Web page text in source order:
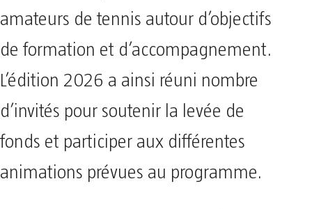
amateurs de tennis autour d’objectifs
de formation et d’accompagnement.
L’édition 2026 a ainsi réuni nombre
d’invités pour soutenir la levée de
fonds et participer aux différentes
animations prévues au programme.